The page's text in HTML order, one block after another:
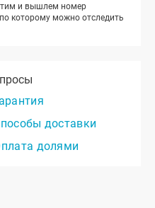
и вышлем номер
которому можно отследить
доставки
долями